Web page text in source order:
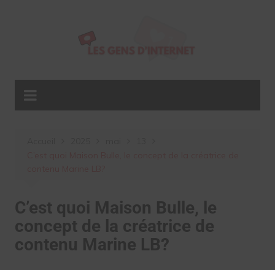
C’est quoi Maison Bulle, le
concept de la créatrice de
contenu Marine LB?